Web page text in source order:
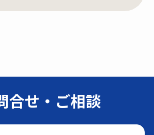
合せ・ご相談